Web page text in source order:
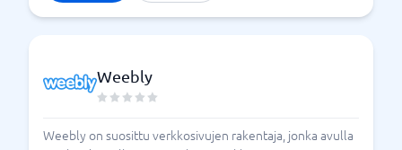
Weebly
Weebly on suosittu verkkosivujen rakentaja, jonka avulla